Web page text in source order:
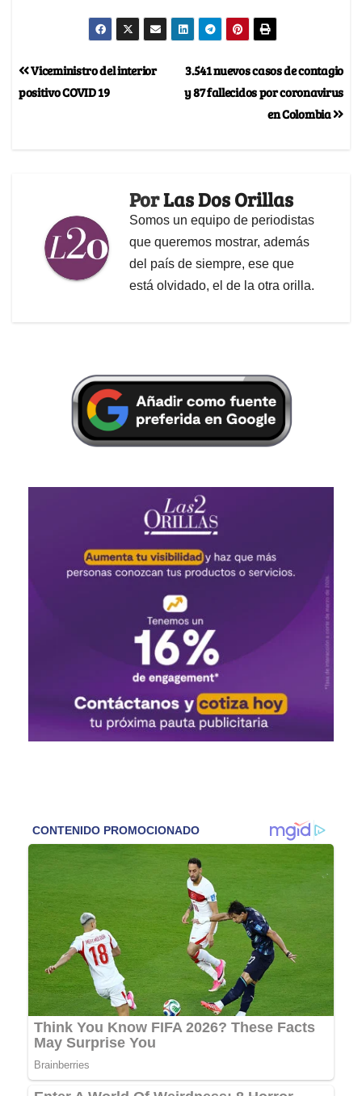
3.541 nuevos casos de contagio
y 87 fallecidos por coronavirus
en Colombia
Viceministro del interior
positivo COVID 19
PorLas Dos Orillas
Somos un equipo de periodistas
que queremos mostrar, además
del país de siempre, ese que
está olvidado, el de la otra orilla.